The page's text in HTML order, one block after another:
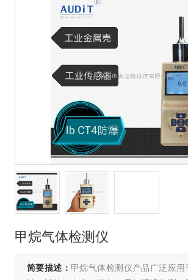
甲烷气体检测仪
简要描述： 甲烷气体检测仪产品广泛应用